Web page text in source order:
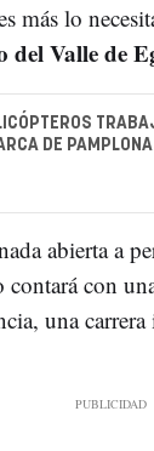
más lo
Valle de
DE
abierta a
contará con
una